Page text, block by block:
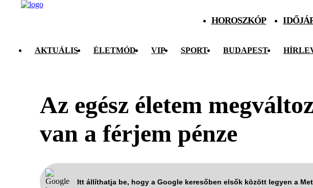
HOROSZKÓP
AKTUÁLIS ÉLETMÓD VIP SPORT BUDAPEST
Az egész életem
van a férjem pénze
Itt állíthatja be, hogy a Google keresőben elsők között legyen a